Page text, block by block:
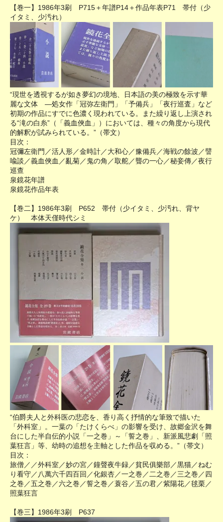
【巻一】1986年3刷 P715＋年譜P14＋作品年表P71 帯付（少
イタミ、少汚れ）
“現世を透視するが如き夢幻の境地、日本語の美の極致を示す華
麗な文体 ―処女作「冠弥左衛門」「予備兵」「夜行巡査」など
初期の作品にすでに色濃く現われている。また繰り返し上演され
る“滝の白糸”（「義血俠血」）においては、種々の角度から現代
的解釈が試みられている。”（帯文）
目次：
冠彌左衛門／活人形／金時計／大和心／豫備兵／海戦の餘波／譬
喩談／義血俠血／亂菊／鬼の角／取舵／聾の一心／秘妾傳／夜行
巡查
泉鏡花年譜
泉鏡花作品年表
【巻二】1986年3刷 P652 帯付（少イタミ、少汚れ、背ヤ
ケ） 本体天僅時代シミ
“伯爵夫人と外科医の悲恋を、香り高く抒情的な筆致で描いた
「外科室」。一葉の「たけくらべ」の影響を受け、故郷金沢を舞
台にした半自伝的小説「一之巻」～「誓之巻」、新派風悲劇「照
葉狂言」等、幼時の追想を主軸とした作品を収める。”（帯文）
目次：
旅僧／／外科室／妙の宮／鐘聲夜牛録／貧民俱樂部／黒猫／ねむ
り看守／八萬六千四百回／化銀杏／一之巻／二之巻／三之巻／四
之巻／五之巻／六之巻／誓之巻／蓑谷／五の君／紫陽花／毬栗／
照葉狂言
【巻三】1986年3刷 P637